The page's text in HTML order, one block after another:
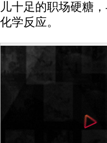
儿十足的职场硬糖
化学反应。